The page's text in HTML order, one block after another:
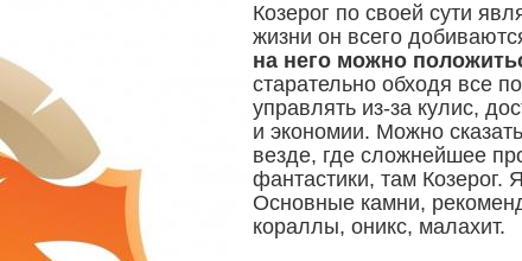
Козерог по своей сути
жизни он всего
на него можно
старательно обходя все
управлять из-за кулис,
и экономии. Можно
везде, где сложнейшее
фантастики, там Козерог.
Основные камни,
кораллы, оникс, малахит.